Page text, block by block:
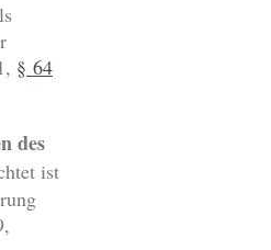
§ 64
des
ist